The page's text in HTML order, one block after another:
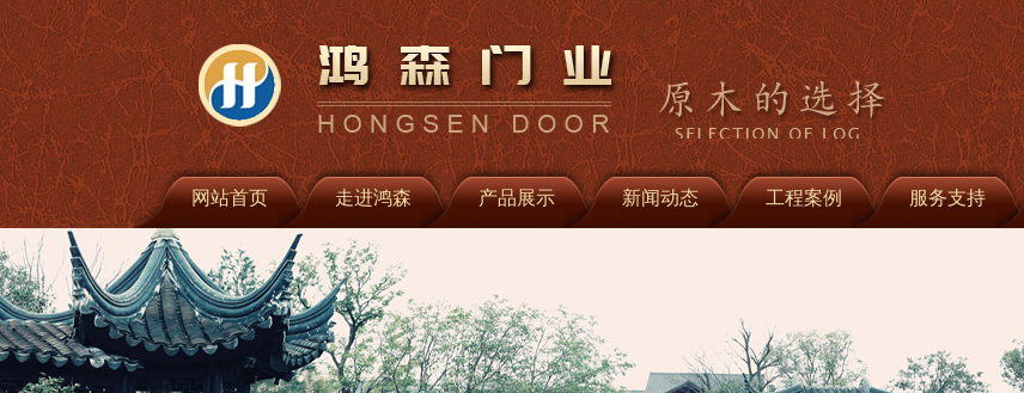
网站首页 走进鸿森 产品展示 新闻动态 工程案例 服务支持